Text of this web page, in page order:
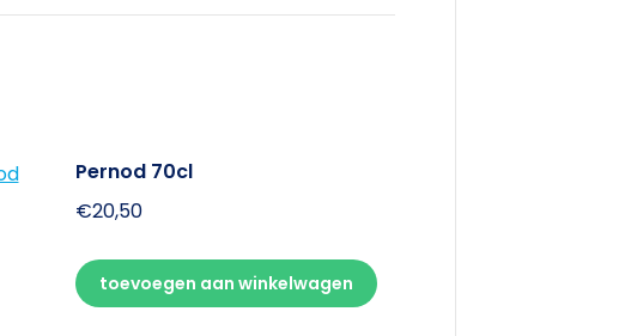
Pernod 70cl
€20,50
toevoegen aan winkelwagen